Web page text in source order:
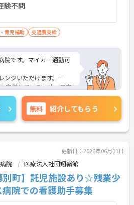
験不問
育児補助 交通費支給
院です。マイカー通勤可
ジいただけます。
完備しているため、子育
いただけます。
策ポイントなど、さら
のでお気軽にご相談くだ
無料 紹介してもらう
更新日：2026年06月11日
院 医療法人社団翔嶺館
別町】託児施設あり☆残業少
院での看護助手募集